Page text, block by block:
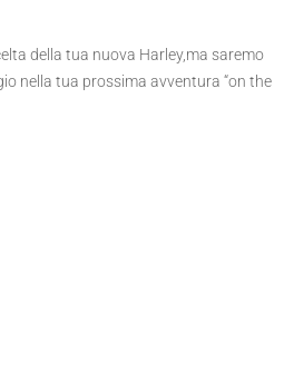
della tua nuova Harley,ma saremo
nella tua prossima avventura “on the